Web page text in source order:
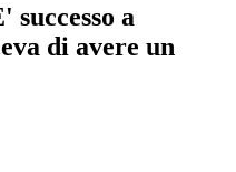
a
di avere un